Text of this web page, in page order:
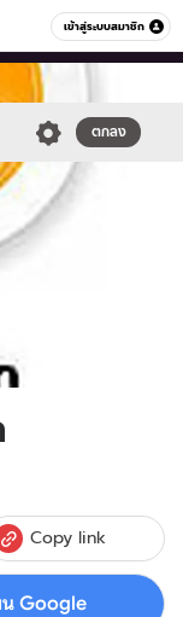
เข้าสู่ระบบสมาชิก
หมวดอื่นๆ
ตกลง
Copy link
น Google